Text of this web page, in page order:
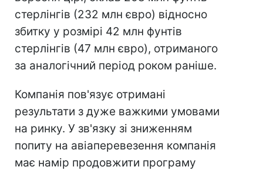
стерлінгів (232 млн євро) відносно
збитку у розмірі 42 млн фунтів
стерлінгів (47 млн євро), отриманого
за аналогічний період роком раніше.
Компанія пов'язує отримані
результати з дуже важкими умовами
на ринку. У зв'язку зі зниженням
попиту на авіаперевезення компанія
має намір продовжити програму